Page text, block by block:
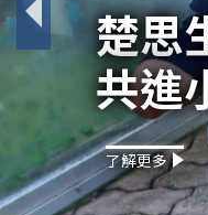
楚思
了解更多